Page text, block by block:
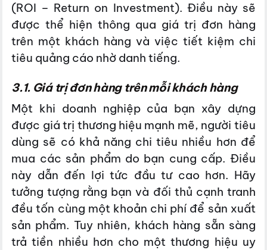
(ROI – Return on Investment). Điều này sẽ
được thể hiện thông qua giá trị đơn hàng
trên một khách hàng và việc tiết kiệm chi
tiêu quảng cáo nhờ danh tiếng.
3.1. Giá trị đơn hàng trên mỗi khách hàng
Một khi doanh nghiệp của bạn xây dựng
được giá trị thương hiệu mạnh mẽ, người tiêu
dùng sẽ có khả năng chi tiêu nhiều hơn để
mua các sản phẩm do bạn cung cấp. Điều
này dẫn đến lợi tức đầu tư cao hơn. Hãy
tưởng tượng rằng bạn và đối thủ cạnh tranh
đều tốn cùng một khoản chi phí để sản xuất
sản phẩm. Tuy nhiên, khách hàng sẵn sàng
trả tiền nhiều hơn cho một thương hiệu uy